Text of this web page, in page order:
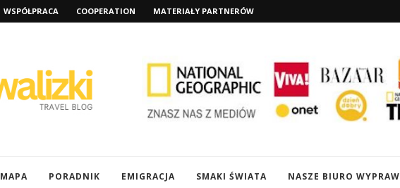
WSPÓŁPRACA COOPERATION MATERIAŁY PARTNERÓW
MAPA PORADNIK EMIGRACJA SMAKI ŚWIATA NASZE BIURO WYPRAW